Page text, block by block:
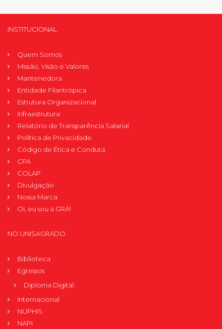
INSTITUCIONAL
Quem Somos
Missão, Visão e Valores
Mantenedora
Entidade Filantrópica
Estrutura Organizacional
Infraestrutura
Relatório de Transparência Salarial
Política de Privacidade
Código de Ética e Conduta
CPA
COLAP
Divulgação
Nossa Marca
Oi, eu sou a GRÁ!
NO UNISAGRADO
Biblioteca
Egressos
Diploma Digital
Internacional
NUPHIS
NAPI